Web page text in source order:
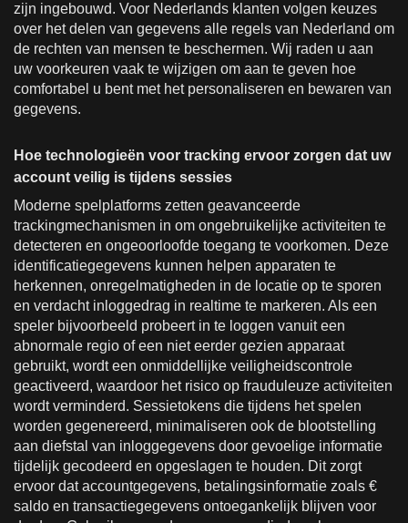
zijn ingebouwd. Voor Nederlands klanten volgen keuzes
over het delen van gegevens alle regels van Nederland om
de rechten van mensen te beschermen. Wij raden u aan
uw voorkeuren vaak te wijzigen om aan te geven hoe
comfortabel u bent met het personaliseren en bewaren van
gegevens.
Hoe technologieën voor tracking ervoor zorgen dat uw
account veilig is tijdens sessies
Moderne spelplatforms zetten geavanceerde
trackingmechanismen in om ongebruikelijke activiteiten te
detecteren en ongeoorloofde toegang te voorkomen. Deze
identificatiegegevens kunnen helpen apparaten te
herkennen, onregelmatigheden in de locatie op te sporen
en verdacht inloggedrag in realtime te markeren. Als een
speler bijvoorbeeld probeert in te loggen vanuit een
abnormale regio of een niet eerder gezien apparaat
gebruikt, wordt een onmiddellijke veiligheidscontrole
geactiveerd, waardoor het risico op frauduleuze activiteiten
wordt verminderd. Sessietokens die tijdens het spelen
worden gegenereerd, minimaliseren ook de blootstelling
aan diefstal van inloggegevens door gevoelige informatie
tijdelijk gecodeerd en opgeslagen te houden. Dit zorgt
ervoor dat accountgegevens, betalingsinformatie zoals €
saldo en transactiegegevens ontoegankelijk blijven voor